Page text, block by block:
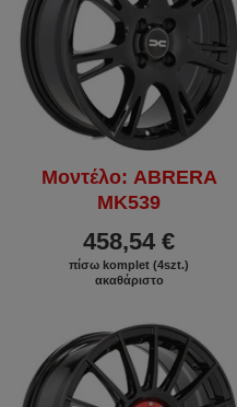
Μοντέλο: ABRERA
MK539
458,54 €
πίσω komplet (4szt.)
ακαθάριστο